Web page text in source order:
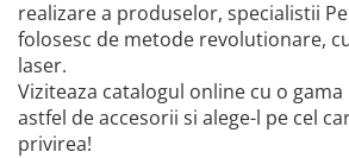
realizare a produselor, specialistii
folosesc de metode revolutionare,
laser.
Viziteaza catalogul online cu o
astfel de accesorii si alege-l pe cel
privirea!